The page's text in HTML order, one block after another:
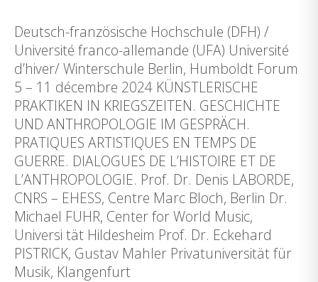
Deutsch-französische Hochschule (DFH) /
Université franco-allemande (UFA) Université
d’hiver/ Winterschule Berlin, Humboldt Forum
5 – 11 décembre 2024 KÜNSTLERISCHE
PRAKTIKEN IN KRIEGSZEITEN. GESCHICHTE
UND ANTHROPOLOGIE IM GESPRÄCH.
PRATIQUES ARTISTIQUES EN TEMPS DE
GUERRE. DIALOGUES DE L’HISTOIRE ET DE
L’ANTHROPOLOGIE. Prof. Dr. Denis LABORDE,
CNRS – EHESS, Centre Marc Bloch, Berlin Dr.
Michael FUHR, Center for World Music,
Universi tät Hildesheim Prof. Dr. Eckehard
PISTRICK, Gustav Mahler Privatuniversität für
Musik, Klangenfurt